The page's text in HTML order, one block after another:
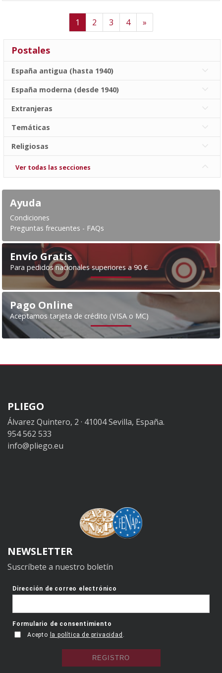
1 2 3 4 »
Postales
España antigua (hasta 1940)
España moderna (desde 1940)
Extranjeras
Temáticas
Religiosas
Ver todas las secciones
Ayuda
Condiciones
Preguntas frecuentes - FAQs
Envío Gratis
Para pedidos nacionales superiores a 90 €
Pago Online
Aceptamos tarjeta de crédito (VISA o MC)
PLIEGO
Álvarez Quintero, 2 · 41004 Sevilla, España.
954 562 533
info@pliego.eu
NEWSLETTER
Suscríbete a nuestro boletín